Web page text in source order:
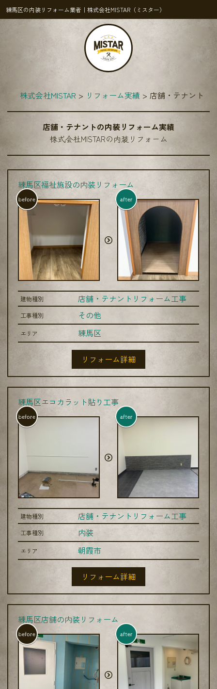
練馬区の内装リフォーム業者｜株式会社MISTAR（ミスター）
株式会社MISTAR リフォーム実績 店舗・テナント
店舗・テナントの内装リフォーム実績
株式会社MISTARの内装リフォーム
練馬区福祉施設の内装リフォーム
before after
建物種別 店舗・テナントリフォーム工事
工事種別 その他
エリア 練馬区
リフォーム詳細
練馬区エコカラット貼り工事
before after
建物種別 店舗・テナントリフォーム工事
工事種別 内装
エリア 朝霞市
リフォーム詳細
練馬区店舗の内装リフォーム
before after